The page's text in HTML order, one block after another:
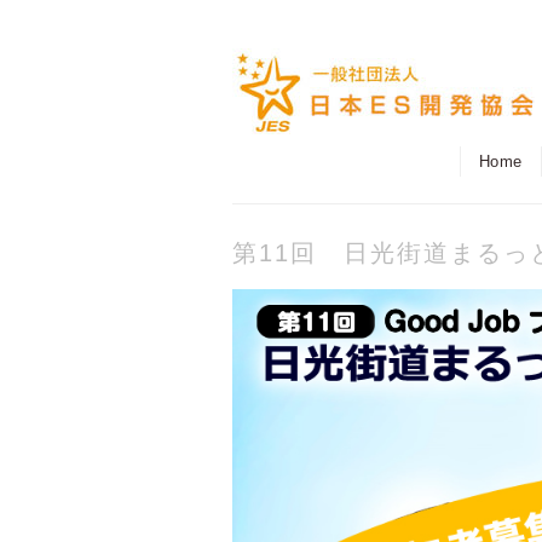
Home
第11回 日光街道まるっ